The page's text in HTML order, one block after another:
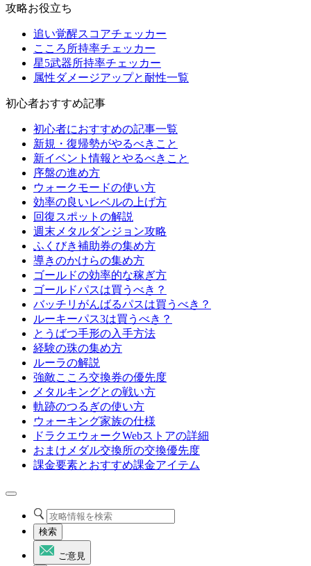
攻略お役立ち
追い覚醒スコアチェッカー
こころ所持率チェッカー
星5武器所持率チェッカー
属性ダメージアップと耐性一覧
初心者おすすめ記事
初心者におすすめの記事一覧
新規・復帰勢がやるべきこと
新イベント情報とやるべきこと
序盤の進め方
ウォークモードの使い方
効率の良いレベルの上げ方
回復スポットの解説
週末メタルダンジョン攻略
ふくびき補助券の集め方
導きのかけらの集め方
ゴールドの効率的な稼ぎ方
ゴールドパスは買うべき？
バッチリがんばるパスは買うべき？
ルーキーパス3は買うべき？
とうばつ手形の入手方法
経験の珠の集め方
ルーラの解説
強敵こころ交換券の優先度
メタルキングとの戦い方
軌跡のつるぎの使い方
ウォーキング家族の仕様
ドラクエウォークWebストアの詳細
おまけメダル交換所の交換優先度
課金要素とおすすめ課金アイテム
検索
ご意見